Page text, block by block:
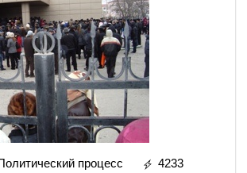
процесс
4233